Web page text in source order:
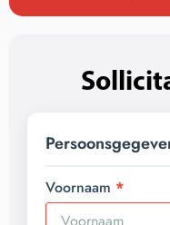
Voornaam